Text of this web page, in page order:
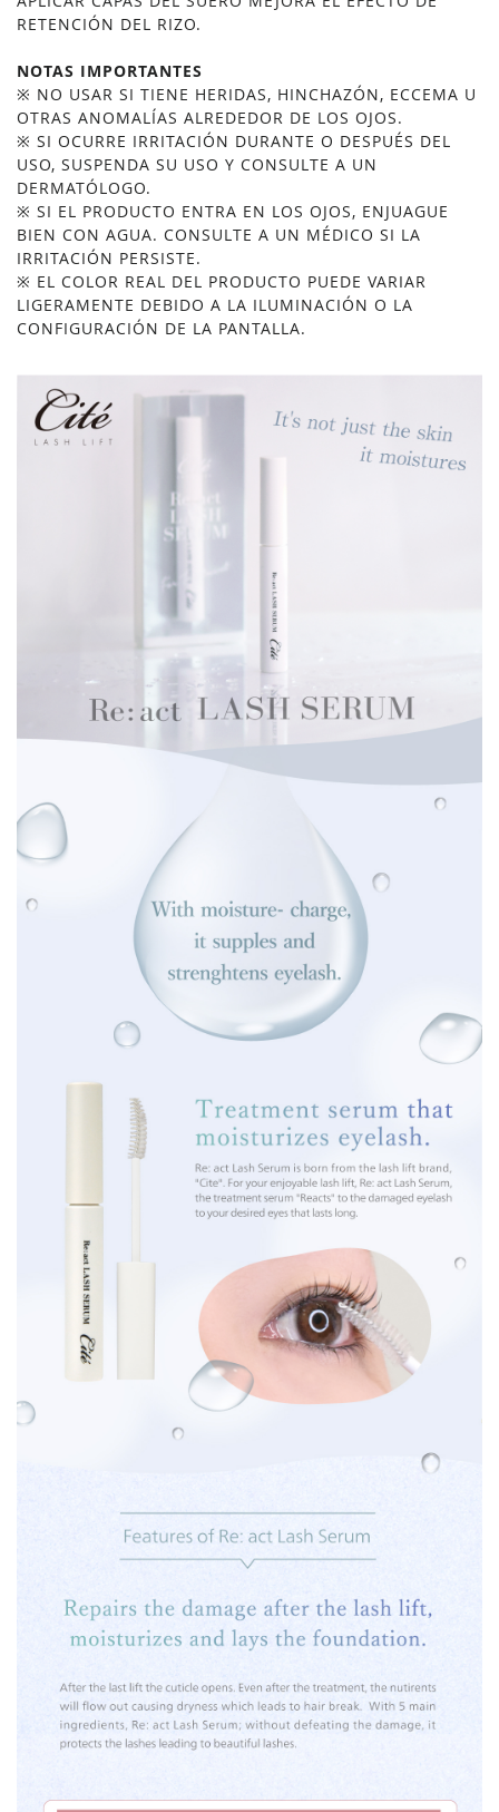
RETENCIÓN DEL RIZO.
NOTAS IMPORTANTES
※ NO USAR SI TIENE HERIDAS, HINCHAZÓN, ECCEMA U
OTRAS ANOMALÍAS ALREDEDOR DE LOS OJOS.
※ SI OCURRE IRRITACIÓN DURANTE O DESPUÉS DEL
USO, SUSPENDA SU USO Y CONSULTE A UN
DERMATÓLOGO.
※ SI EL PRODUCTO ENTRA EN LOS OJOS, ENJUAGUE
BIEN CON AGUA. CONSULTE A UN MÉDICO SI LA
IRRITACIÓN PERSISTE.
※ EL COLOR REAL DEL PRODUCTO PUEDE VARIAR
LIGERAMENTE DEBIDO A LA ILUMINACIÓN O LA
CONFIGURACIÓN DE LA PANTALLA.